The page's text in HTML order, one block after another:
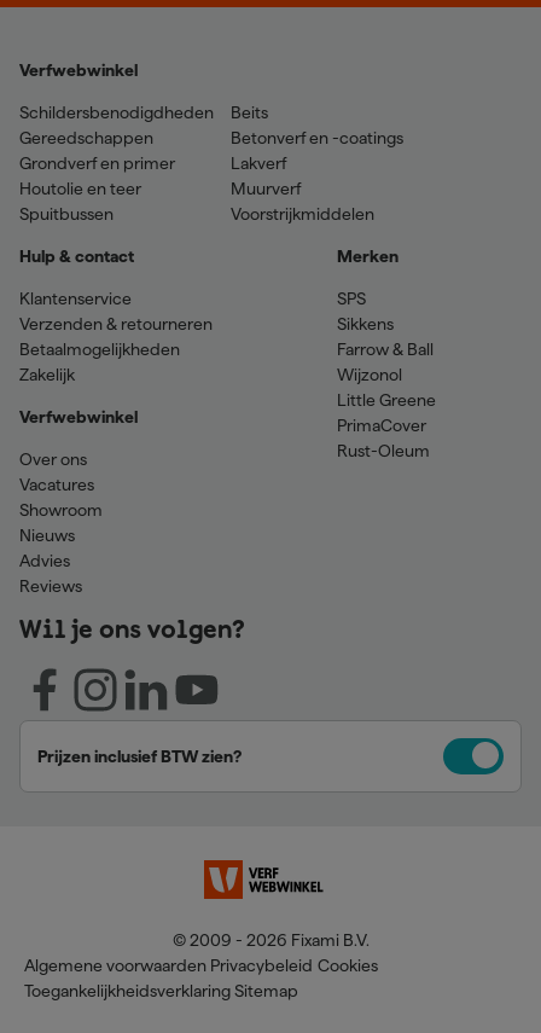
Verfwebwinkel
Schildersbenodigdheden
Gereedschappen
Grondverf en primer
Houtolie en teer
Spuitbussen
Beits
Betonverf en -coatings
Lakverf
Muurverf
Voorstrijkmiddelen
Hulp & contact
Klantenservice
Verzenden & retourneren
Betaalmogelijkheden
Zakelijk
Verfwebwinkel
Over ons
Vacatures
Showroom
Nieuws
Advies
Reviews
Merken
SPS
Sikkens
Farrow & Ball
Wijzonol
Little Greene
PrimaCover
Rust-Oleum
Wil je ons volgen?
Prijzen inclusief BTW zien?
© 2009 - 2026 Fixami B.V.
Algemene voorwaarden Privacybeleid Cookies
Toegankelijkheidsverklaring Sitemap